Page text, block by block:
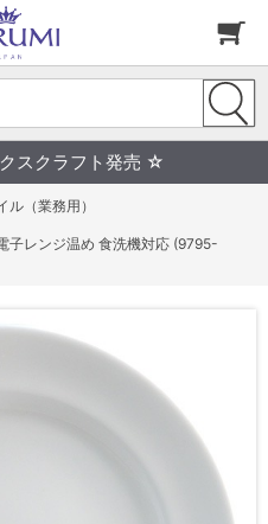
スクラフト発売 ☆
ル（業務用）
子レンジ温め 食洗機対応 (9795-